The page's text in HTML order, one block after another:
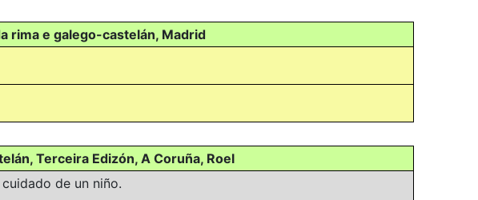
rima e galego-castelán, Madrid
Terceira Edizón, A Coruña, Roel
de un niño.